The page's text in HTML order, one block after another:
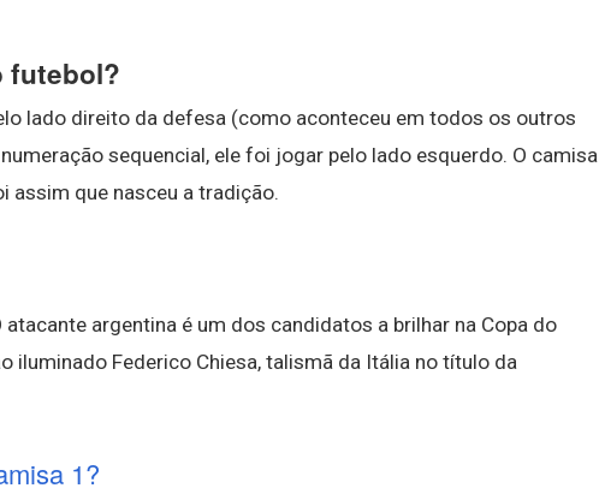
futebol?
lado direito da defesa (como aconteceu em todos os outros
sequencial, ele foi jogar pelo lado esquerdo. O camisa
assim que nasceu a tradição.
atacante argentina é um dos candidatos a brilhar na Copa do
iluminado Federico Chiesa, talismã da Itália no título da
1?